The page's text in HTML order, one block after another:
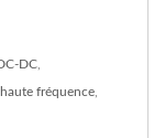
DC
fréquence